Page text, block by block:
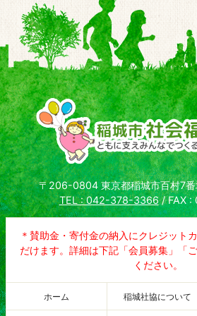
〒206-0804 東京都稲城市百村7番
TEL : 042-378-3366/ FAX :
＊賛助金・寄付金の納入にクレジット
だけます。詳細は下記「会員募集」「
ください。
ホーム 稲城社協について